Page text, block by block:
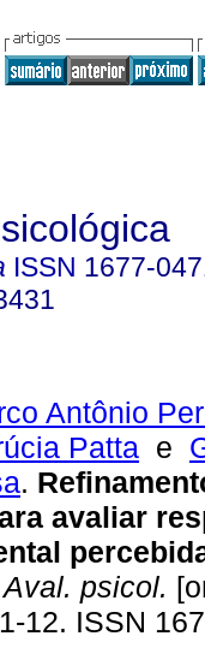
ISSN 1677-
Antônio
Patta e
.
avaliar
Aval. psicol.
12. ISSN